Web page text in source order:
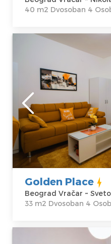
40 m2 Dvosoban 4
Dvosoban Apartman
Vracar Apartman se
Vračara u zgradi, na
Beograd
Lokacija:
Beograd Vračar
Adresa:Svetolika
Rankovica 2a
Cena45 €
Golden Place
Beograd Vračar ~
33 m2 Dvosoban 4
Dvosoban Apartman